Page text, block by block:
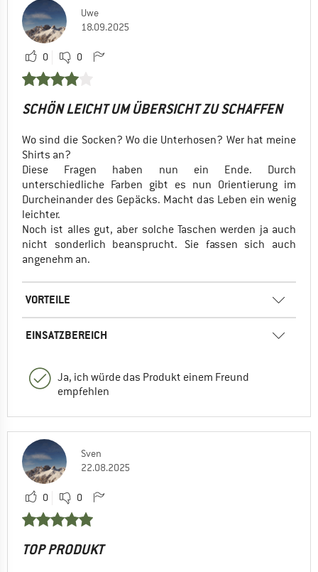
Uwe
18.09.2025
0 0
SCHÖN LEICHT UM ÜBERSICHT ZU SCHAFFEN
Wo sind die Socken? Wo die Unterhosen? Wer hat meine
Shirts an?
Diese Fragen haben nun ein Ende. Durch
unterschiedliche Farben gibt es nun Orientierung im
Durcheinander des Gepäcks. Macht das Leben ein wenig
leichter.
Noch ist alles gut, aber solche Taschen werden ja auch
nicht sonderlich beansprucht. Sie fassen sich auch
angenehm an.
VORTEILE
EINSATZBEREICH
Ja, ich würde das Produkt einem Freund
empfehlen
Sven
22.08.2025
0 0
TOP PRODUKT